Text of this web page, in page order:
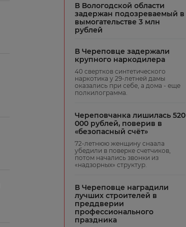
В Вологодской области
задержан подозреваемый в
вымогательстве 3 млн
рублей
В Череповце задержали
крупного наркодилера
40 свертков синтетического
наркотика у 29-летней дамы
оказались при себе, а дома - еще
полкилограмма.
Череповчанка лишилась 520
000 рублей, поверив в
«безопасный счёт»
72-летнюю женщину снаала
убедили в поверке счетчиков,
потом начались звонки из
«надзорных» структур.
В Череповце наградили
лучших строителей в
преддверии
профессионального
праздника